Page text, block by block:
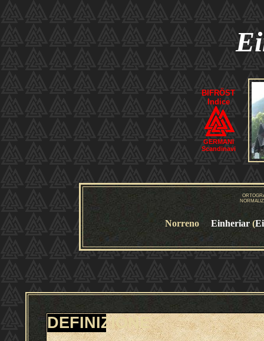
BIFRÖST
Indice
GERMANI
Scandinavi
Norreno Einheriar(
DEFINIZIONE